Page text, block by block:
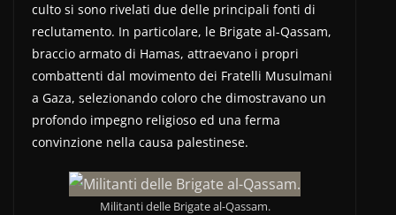
culto si sono rivelati due delle principali fonti di
reclutamento. In particolare, le Brigate al-Qassam,
braccio armato di Hamas, attraevano i propri
combattenti dal movimento dei Fratelli Musulmani
a Gaza, selezionando coloro che dimostravano un
profondo impegno religioso ed una ferma
convinzione nella causa palestinese.
Militanti delle Brigate al-Qassam.